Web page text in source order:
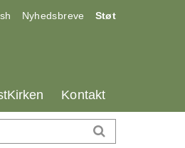
18.0:
Nyhedsbreve 19.0:
Støt
27.0:
Kontakt